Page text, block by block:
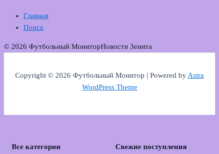
Главная
Поиск
© 2026 Футбольный МониторНовости Зенита
Copyright © 2026 Футбольный Монитор | Powered byAstra
WordPress Theme
Все категории Свежие поступления